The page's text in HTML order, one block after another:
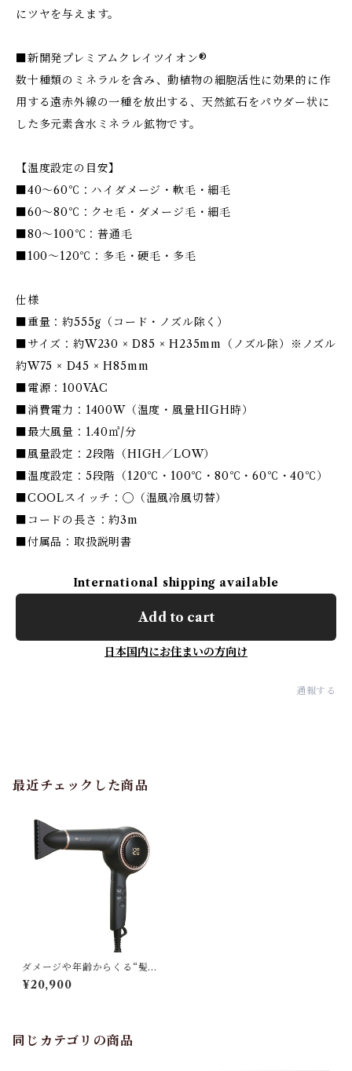
にツヤを与えます。
■新開発プレミアムクレイツイオン®
数十種類のミネラルを含み、動植物の細胞活性に効果的に作
用する遠赤外線の一種を放出する、天然鉱石をパウダー状に
した多元素含水ミネラル鉱物です。
【温度設定の目安】
■40～60℃：ハイダメージ・軟毛・細毛
■60～80℃：クセ毛・ダメージ毛・細毛
■80～100℃：普通毛
■100～120℃：多毛・硬毛・多毛
仕様
■重量：約555g（コード・ノズル除く）
■サイズ：約W230 × D85 × H235mm（ノズル除）※ノズル
約W75 × D45 × H85mm
■電源：100VAC
■消費電力：1400W（温度・風量HIGH時）
■最大風量：1.40㎥/分
■風量設定：2段階（HIGH／LOW）
■温度設定：5段階（120℃・100℃・80℃・60℃・40℃）
■COOLスイッチ：◯（温風冷風切替）
■コードの長さ：約3m
■付属品：取扱説明書
International shipping available
Add to cart
日本国内にお住まいの方向け
通報する
最近チェックした商品
ダメージや年齢からくる“髪の
悩み”にアプローチ
¥20,900
同じカテゴリの商品